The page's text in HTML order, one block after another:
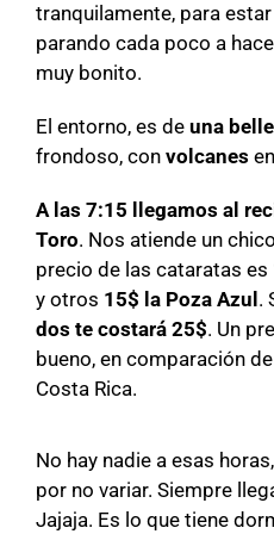
tranquilamente, para
parando cada poco a
muy bonito.
El entorno, es de una
frondoso, con volcanes
A las 7:15 llegamos al
Toro. Nos atiende un
precio de las cataratas es
y otros 15$ la Poza Azul .
dos te costará 25$. Un
bueno, en comparación
Costa Rica.
No hay nadie a esas
por no variar. Siempre
Jajaja. Es lo que tiene